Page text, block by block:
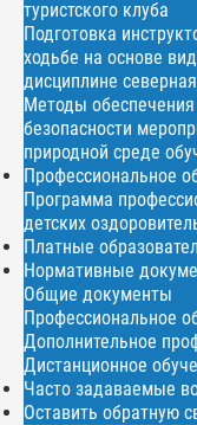
туристского клуба
Подготовка
ходьбе на основе
дисциплине
Методы обеспечения
безопасности
природной среде
Профессиональное
Программа
детских
Платные
Нормативные
Общие документы
Профессиональное
Дополнительное
Дистанционное
Часто задаваемые
Оставить обратную